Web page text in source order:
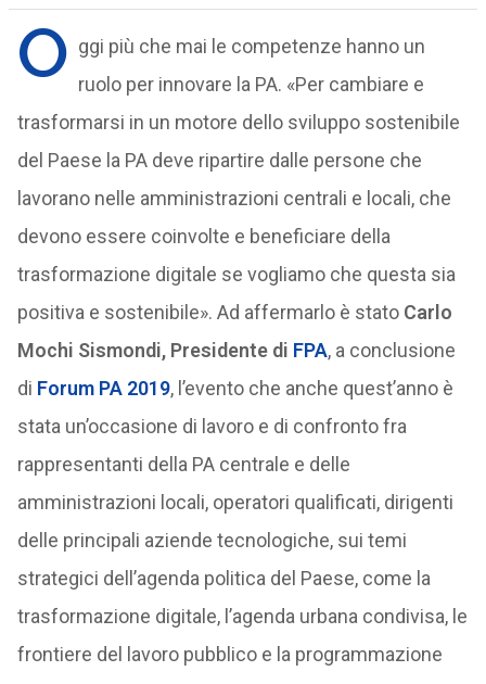
O ggi più che mai le competenze hanno un
ruolo per innovare la PA. «Per cambiare e
trasformarsi in un motore dello sviluppo sostenibile
del Paese la PA deve ripartire dalle persone che
lavorano nelle amministrazioni centrali e locali, che
devono essere coinvolte e beneficiare della
trasformazione digitale se vogliamo che questa sia
positiva e sostenibile». Ad affermarlo è stato Carlo
Mochi Sismondi, Presidente di FPA, a conclusione
di Forum PA 2019, l’evento che anche quest’anno è
stata un’occasione di lavoro e di confronto fra
rappresentanti della PA centrale e delle
amministrazioni locali, operatori qualificati, dirigenti
delle principali aziende tecnologiche, sui temi
strategici dell’agenda politica del Paese, come la
trasformazione digitale, l’agenda urbana condivisa, le
frontiere del lavoro pubblico e la programmazione